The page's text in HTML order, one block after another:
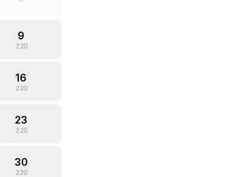
9
220
16
220
23
220
30
220